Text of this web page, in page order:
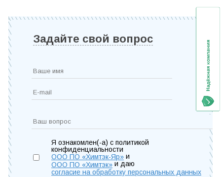
Задайте свой вопрос
Я ознакомлен(-а) с политикой
конфиденциальности
ООО ПО «Химтэк-Яр» и
ООО ПО «Химтэк» и даю
согласие на обработку персональных данных